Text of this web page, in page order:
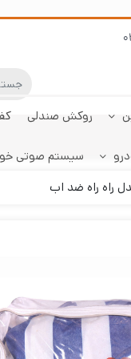
کفپوش پژو 206
هاچبک
چادر تارا
روکش صندلی
کفپوش صندوق تارا
ابر نانو
سنسور دنده عقب
خودرو
سیستم صوتی
راه راه ضد اب